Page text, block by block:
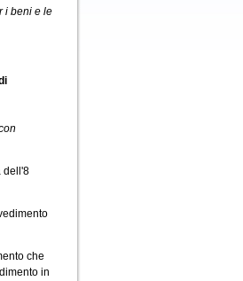
i beni e le
dell'8
che
in